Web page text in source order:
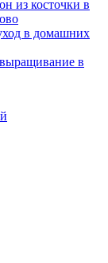
из косточки в
в домашних
в